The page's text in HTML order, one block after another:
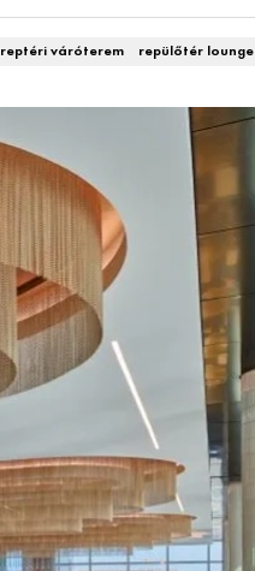
reptéri váróterem repülőtér lounge